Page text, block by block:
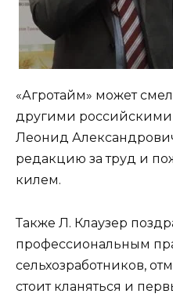
«Агротайм» может
другими российскими
Леонид
редакцию за труд и
килем.
Также Л. Клаузер
профессиональным
сельхозработников,
стоит кланяться и